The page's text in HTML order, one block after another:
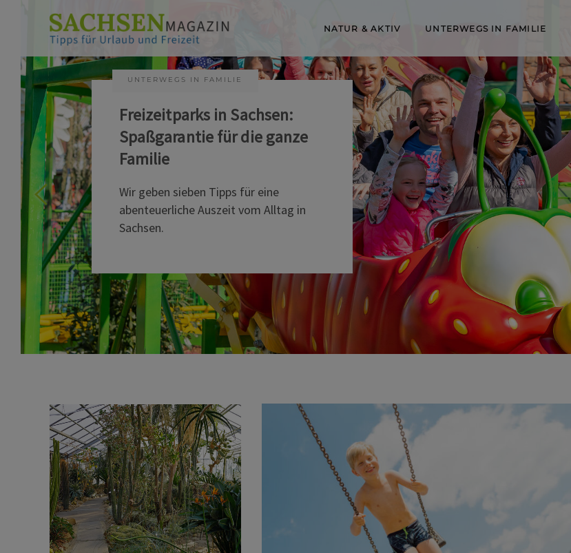
NATUR & AKTIV UNTERWEGS IN FAMILIE
UNTERWEGS IN FAMILIE
Freizeitparks in Sachsen:
Spaßgarantie für die ganze
Familie
Wir geben sieben Tipps für eine
abenteuerliche Auszeit vom Alltag in
Sachsen.